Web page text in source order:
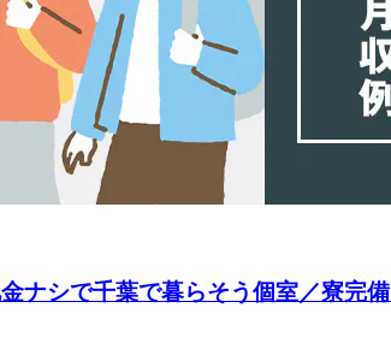
ナシで千葉で暮らそう個室／寮完